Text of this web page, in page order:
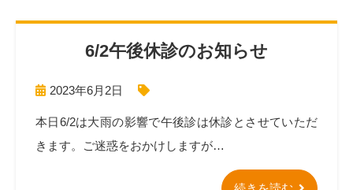
6/2午後休診のお知らせ
2023年6月2日
本日6/2は大雨の影響で午後診は休診とさせていただ
きます。ご迷惑をおかけしますが…